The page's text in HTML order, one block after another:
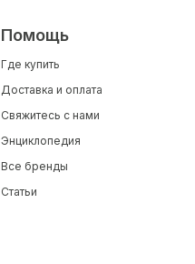
Помощь
Где купить
Доставка и оплата
Свяжитесь с нами
Энциклопедия
Все бренды
Статьи